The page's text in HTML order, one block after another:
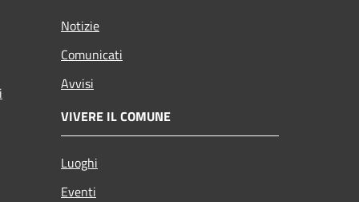
Notizie
Comunicati
Avvisi
VIVERE IL COMUNE
Luoghi
Eventi